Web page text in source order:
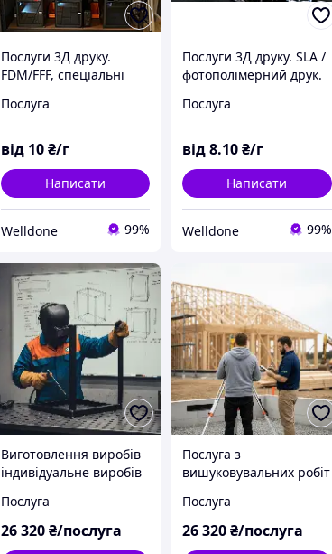
Послуги 3Д друку.
FDM/FFF, спеціальні
GF-, CF- карбо-,
склонаповнені)
Послуга
від 10₴/г
Написати
Welldone 99%
Послуги 3Д друку. SLA /
фотополімерний друк.
Послуга
від8.10₴/г
Написати
Welldone 99%
Виготовлення виробів
індивідуальне виробів
виробництво
уонструкцій ВВ-00
Послуга
26 320₴/послуга
Послуга з
вишуковувальних робіт
дослідеження Послуга
замірів аудиту ПВО-01
Послуга
26 320₴/послуга